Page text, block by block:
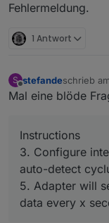
Fehlermeldung.
1 Antwort
S
Offline
stefandeschrieb
zuletzt
Mal eine blöde
Instructions
3. Configure
auto-detect
5. Adapter will
data every x